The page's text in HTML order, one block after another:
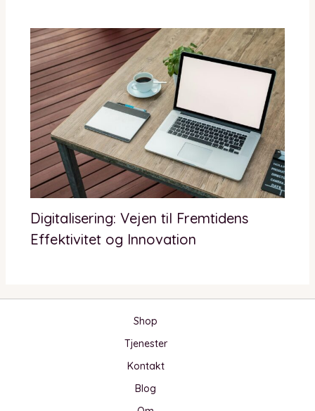
Digitalisering: Vejen til Fremtidens
Effektivitet og Innovation
Shop
Tjenester
Kontakt
Blog